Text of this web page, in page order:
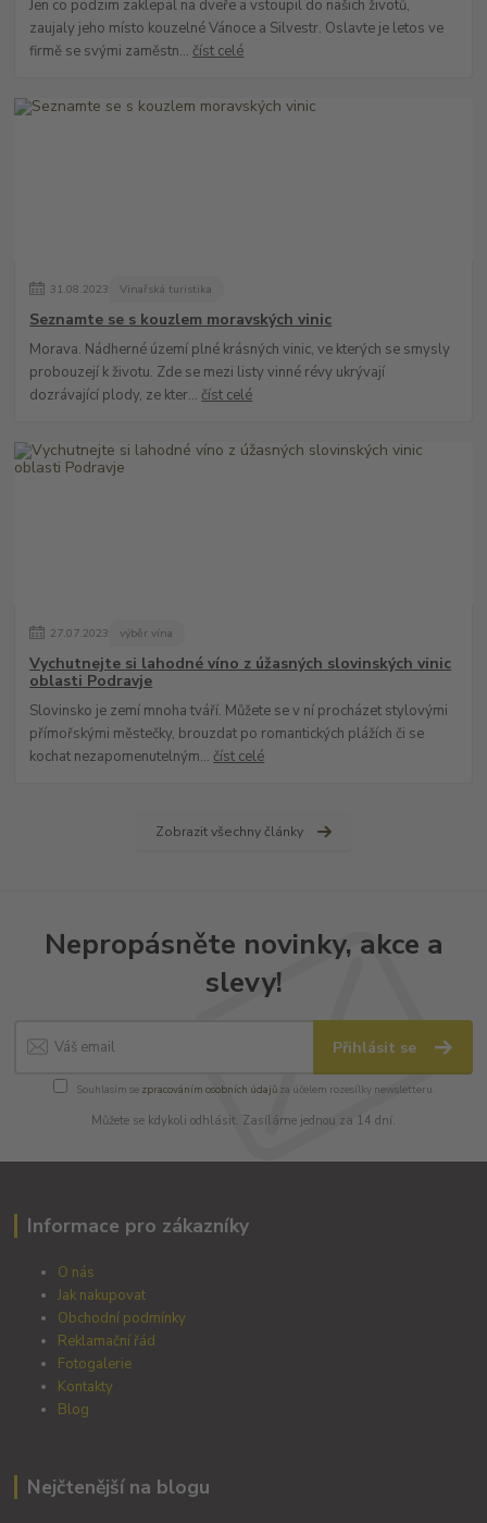
Jen co podzim zaklepal na dveře a vstoupil do našich životů,
zaujaly jeho místo kouzelné Vánoce a Silvestr. Oslavte je letos ve
firmě se svými zaměstn... číst celé
31.08.2023 Vinařská turistika
Seznamte se s kouzlem moravských vinic
Morava. Nádherné území plné krásných vinic, ve kterých se smysly
probouzejí k životu. Zde se mezi listy vinné révy ukrývají
dozrávající plody, ze kter... číst celé
27.07.2023 výběr vína
Vychutnejte si lahodné víno z úžasných slovinských vinic
oblasti Podravje
Slovinsko je zemí mnoha tváří. Můžete se v ní procházet stylovými
přímořskými městečky, brouzdat po romantických plážích či se
kochat nezapomenutelným... číst celé
Zobrazit všechny články
Nepropásněte novinky, akce a
slevy!
Přihlásit se
Souhlasím se zpracováním osobních údajůza účelem rozesílky newsletteru.
Můžete se kdykoli odhlásit. Zasíláme jednou za 14 dní.
Informace pro zákazníky
O nás
Jak nakupovat
Obchodní podmínky
Reklamační řád
Fotogalerie
Kontakty
Blog
Nejčtenější na blogu